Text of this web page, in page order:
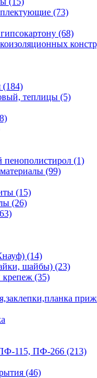
(73)
(68)
(184)
теплицы (5)
пенополистирол (1)
(99)
(15)
(26)
(14)
шайбы) (23)
(35)
115, ПФ-266 (213)
(46)